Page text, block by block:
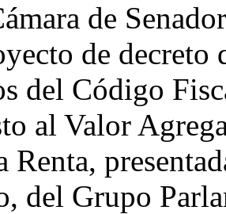
de
de decreto
del Código
al Valor
Renta,
del Grupo